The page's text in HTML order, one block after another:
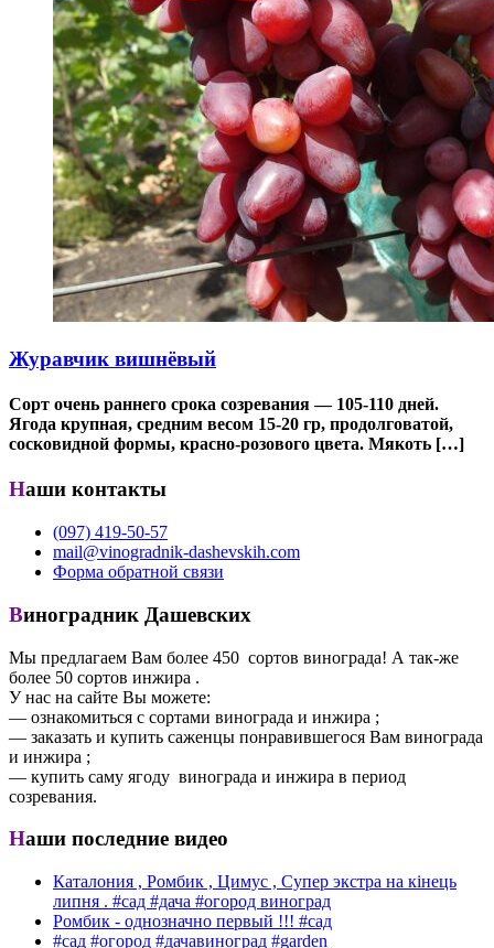
Журавчик вишнёвый
Сорт очень раннего срока созревания — 105-110 дней.
Ягода крупная, средним весом 15-20 гр, продолговатой,
сосковидной формы, красно-розового цвета. Мякоть […]
Наши контакты
(097) 419-50-57
mail@vinogradnik-dashevskih.com
Форма обратной связи
Виноградник Дашевских
Мы предлагаем Вам более 450 сортов винограда! А так-же
более 50 сортов инжира .
У нас на сайте Вы можете:
— ознакомиться с сортами винограда и инжира ;
— заказать и купить саженцы понравившегося Вам винограда
и инжира ;
— купить саму ягоду винограда и инжира в период
созревания.
Наши последние видео
Каталония , Ромбик , Цимус , Супер экстра на кінець
липня . #сад #дача #огород виноград
Ромбик - однозначно первый !!! #сад
#сад #огород #дачавиноград #garden